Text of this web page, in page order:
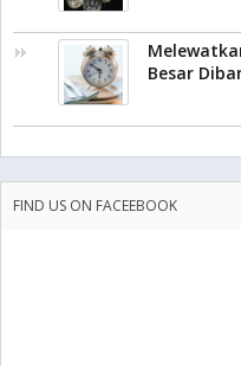
Besar
FIND US ON FACEEBOOK